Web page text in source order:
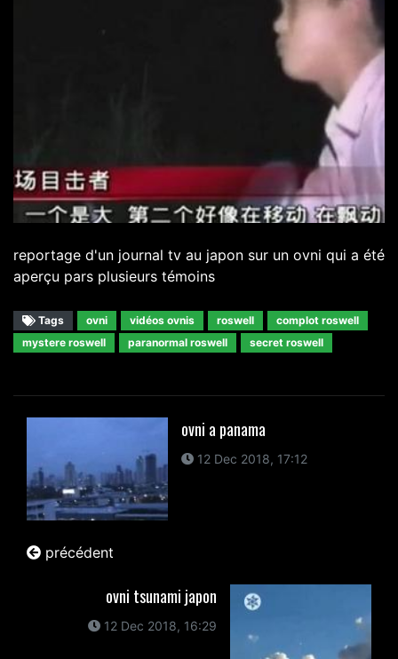
reportage d'un journal tv au japon sur un ovni qui a été
aperçu pars plusieurs témoins
Tags ovni vidéos ovnis roswell
complot roswell
mystere roswell
paranormal roswell secret roswell
ovni a panama
12 Dec 2018, 17:12
précédent
ovni tsunami japon
12 Dec 2018, 16:29